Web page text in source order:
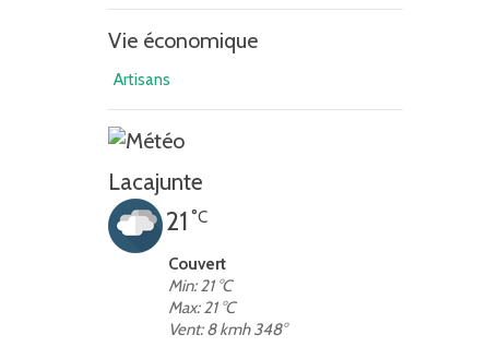
Vie économique
Artisans
Lacajunte
21 °C
Couvert
Min: 21 °C
Max: 21 °C
Vent: 8 kmh 348°